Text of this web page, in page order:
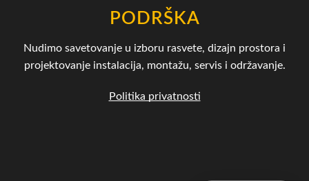
PODRŠKA
Nudimo savetovanje u izboru rasvete, dizajn prostora i
projektovanje instalacija, montažu, servis i održavanje.
Politika privatnosti